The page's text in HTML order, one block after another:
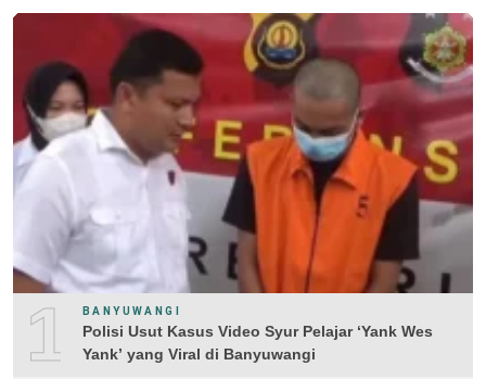
1 BANYUWANGI
Polisi Usut Kasus Video Syur Pelajar ‘Yank Wes
Yank’ yang Viral di Banyuwangi